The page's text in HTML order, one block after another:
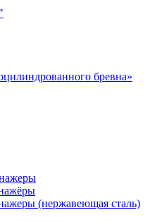
бревна»
(нержавеющая сталь)